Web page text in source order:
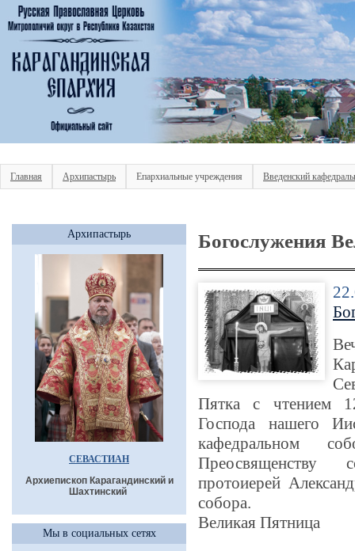
Главная Архипастырь Епархиальные учреждения Введенский
Архипастырь
СЕВАСТИАН
Архиепископ Карагандинский и
Шахтинский
Мы в социальных сетях
Богослужения
Пятка с чтением
Господа нашего
кафедральном
Преосвященству
протоиерей
собора.
Великая Пятница